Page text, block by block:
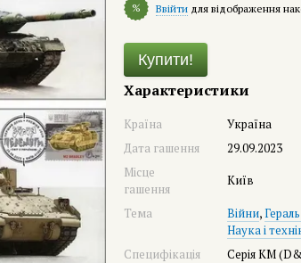
% Ввійти для відображення
Купити!
Характеристики
Країна
Україна
Дата гашення
29.09.2023
Місце
гашення
Київ
Тема Війни,
Наука і
Специфікація
Серія КМ